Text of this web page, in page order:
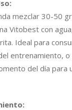
mezclar 30-50
Vitobest con
Ideal para
entrenamiento, o
del día para